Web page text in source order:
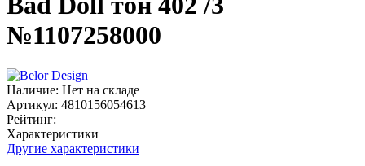
№1107258000
Наличие: Нет на складе
Артикул: 4810156054613
Рейтинг:
Характеристики
Другие характеристики